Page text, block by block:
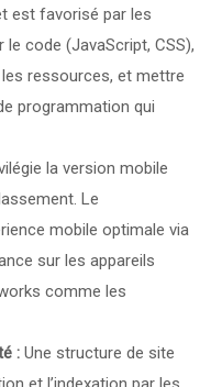
est favorisé par les
code (JavaScript, CSS),
ressources, et mettre
programmation qui
la version mobile
Le
mobile optimale via
sur les appareils
comme les
: Une structure de site